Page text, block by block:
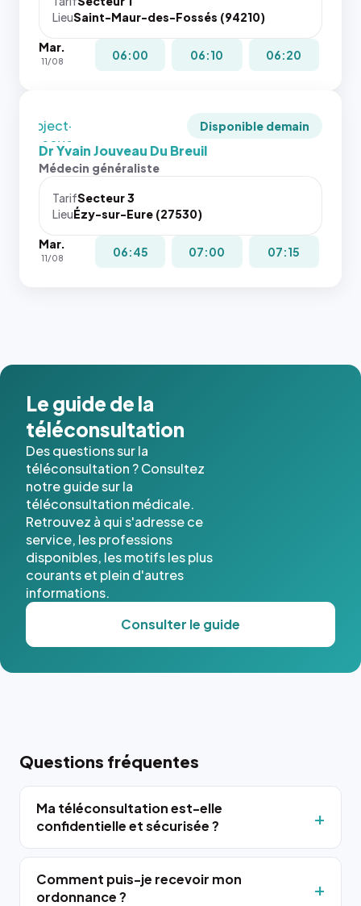
navigateur
pas la
place, et
dernières
images de
l'annuaire
dans ce
cas. #}
LieuSaint-Maur-des-Fossés (94210)
Mar.
11/08 06:00 06:10 06:20
toutes les
puisque la
`object-
fit: cover`.
Sans ces
navigateur
pas la
place, et
Disponible demain
Dr Yvain Jouveau Du Breuil
Médecin généraliste
TarifSecteur 3
LieuÉzy-sur-Eure (27530)
Mar.
11/08 06:45 07:00 07:15
Le guide de la
téléconsultation
Des questions sur la
téléconsultation ? Consultez
notre guide sur la
téléconsultation médicale.
Retrouvez à qui s'adresse ce
service, les professions
disponibles, les motifs les plus
courants et plein d'autres
informations.
Consulter le guide
Questions fréquentes
Ma téléconsultation est-elle
confidentielle et sécurisée ?
Comment puis-je recevoir mon
ordonnance ?